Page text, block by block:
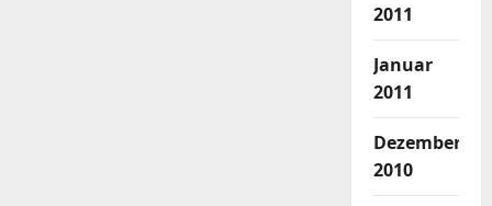
2011
Januar
2011
Dezember
2010